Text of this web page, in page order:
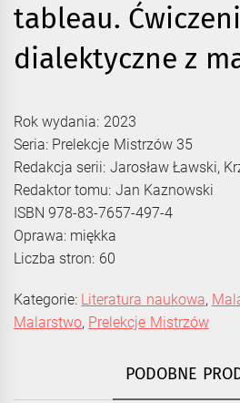
tableau.
dialektyczne z
Rok wydania: 2023
Seria: Prelekcje Mistrzów 35
Redakcja serii: Jarosław Ławski,
Redaktor tomu: Jan Kaznowski
ISBN 978-83-7657-497-4
Oprawa: miękka
Liczba stron: 60
Kategorie: Literatura naukowa,
Malarstwo, Prelekcje Mistrzów
PODOBNE